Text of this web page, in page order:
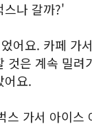
스나 갈까?'
어요. 카페 가
것은 계속 밀려
어요.
스 가서 아이스